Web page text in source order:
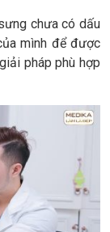
chưa có dấu
mình để được
pháp phù hợp